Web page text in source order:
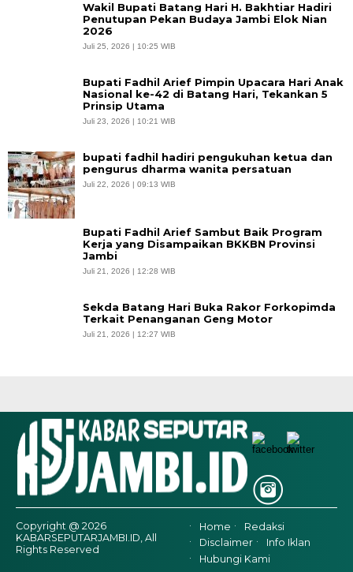
Wakil Bupati Batang Hari H. Bakhtiar Hadiri
Penutupan Pekan Budaya Jambi Elok Nian
2026
Juli 25, 2026 | 10:25 WIB
Bupati Fadhil Arief Pimpin Upacara Hari Anak
Nasional ke-42 di Batang Hari, Tekankan 5
Prinsip Utama
Juli 23, 2026 | 10:21 WIB
bupati fadhil hadiri pengukuhan ketua dan
pengurus dharma wanita persatuan
Juli 22, 2026 | 09:13 WIB
Bupati Fadhil Arief Sambut Baik Program
Kerja yang Disampaikan BKKBN Provinsi
Jambi
Juli 21, 2026 | 12:28 WIB
Sekda Batang Hari Buka Rakor Forkopimda
Terkait Penanganan Geng Motor
Juli 21, 2026 | 12:27 WIB
Copyright @ 2026
KABARSEPUTARJAMBI.ID, All
Rights Reserved
Home
Redaksi
Disclaimer
Info Iklan
Hubungi Kami